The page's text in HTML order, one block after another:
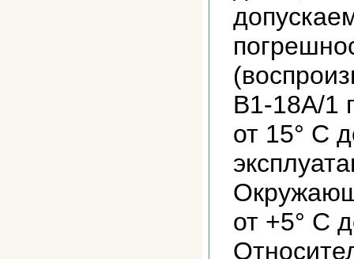
В1-18А/1
от 15° С
от +5° С